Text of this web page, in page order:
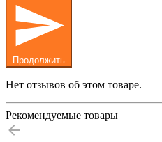
Продолжить
Нет отзывов об этом товаре.
Рекомендуемые товары